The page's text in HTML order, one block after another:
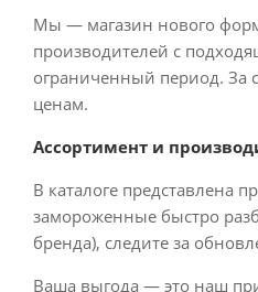
Мы — магазин нового
производителей с
ограниченный период. За
ценам.
Ассортимент и
В каталоге представлена
замороженные быстро
бренда), следите за
Ваша выгода — это наш